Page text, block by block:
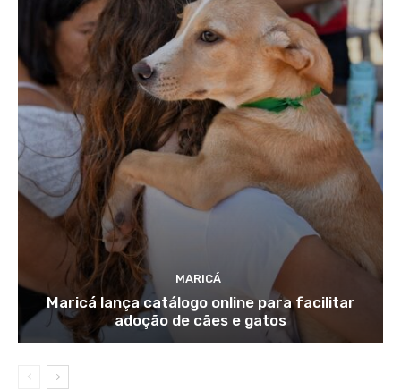
MARICÁ
Maricá lança catálogo online para facilitar
adoção de cães e gatos